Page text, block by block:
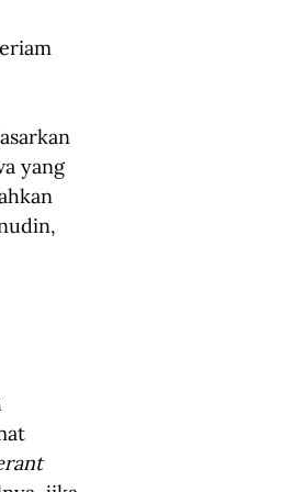
yang